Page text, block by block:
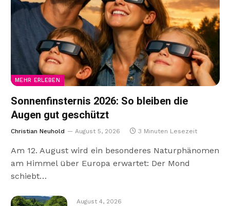
MEHR ERLEBEN
Sonnenfinsternis 2026: So bleiben die
Augen gut geschützt
Christian Neuhold August 5, 2026 3 Minuten Lesezeit
Am 12. August wird ein besonderes Naturphänomen
am Himmel über Europa erwartet: Der Mond
schiebt…
August 4, 2026